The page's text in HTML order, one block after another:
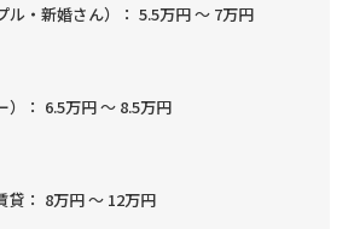
ル・新婚さん）： 5.5万円 〜 7万円
）： 6.5万円 〜 8.5万円
貸： 8万円 〜 12万円